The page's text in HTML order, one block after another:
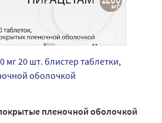
мг 20 шт. блистер таблетки,
оболочкой
пленочной оболочкой